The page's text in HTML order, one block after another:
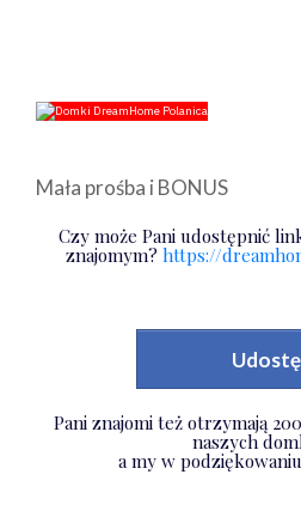
Mała prośba i BONUS
Czy może Pani udostępnić
znajomym? https://
Pani znajomi też otrzymają
naszych
a my w